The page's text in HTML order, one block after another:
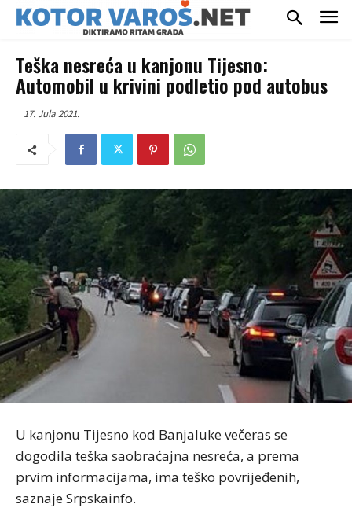
Teška nesreća u kanjonu Tijesno:
Automobil u krivini podletio pod autobus
17. Jula 2021.
U kanjonu Tijesno kod Banjaluke večeras se
dogodila teška saobraćajna nesreća, a prema
prvim informacijama, ima teško povrijeđenih,
saznaje Srpskainfo.